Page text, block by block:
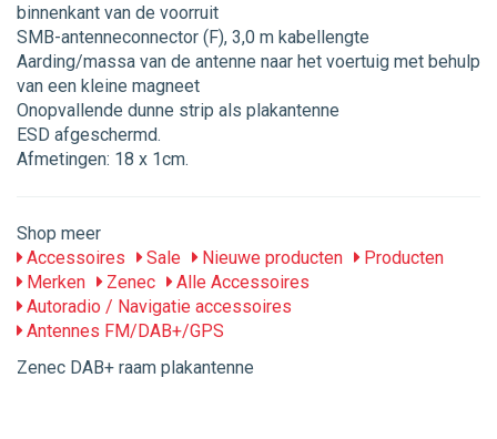
binnenkant van de voorruit
SMB-antenneconnector (F), 3,0 m kabellengte
Aarding/massa van de antenne naar het voertuig met behulp
van een kleine magneet
Onopvallende dunne strip als plakantenne
ESD afgeschermd.
Afmetingen: 18 x 1cm.
Shop meer
Accessoires
Sale Nieuwe producten
Producten
Merken
Zenec
Alle Accessoires
Autoradio / Navigatie accessoires
Antennes FM/DAB+/GPS
Zenec DAB+ raam plakantenne